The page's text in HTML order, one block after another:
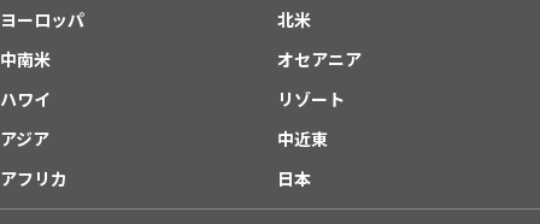
ヨーロッパ
北米
中南米
オセアニア
ハワイ
リゾート
アジア
中近東
アフリカ
日本